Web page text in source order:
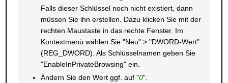
Falls dieser Schlüssel noch nicht existiert, dann
müssen Sie ihn erstellen. Dazu klicken Sie mit der
rechten Maustaste in das rechte Fenster. Im
Kontextmenü wählen Sie "Neu" > "DWORD-Wert"
(REG_DWORD). Als Schlüsselnamen geben Sie
"EnableInPrivateBrowsing" ein.
Ändern Sie den Wert ggf. auf "0".